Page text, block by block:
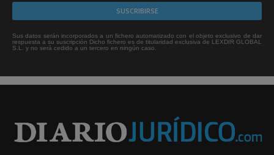
Sus datos serán incorporados a un fichero automatizado con el objeto exclusivo de dar
respuesta a su suscripción Dicho fichero es de titularidad exclusiva de LEXDIR GLOBAL
S.L. y no será cedido a un tercero en ningún caso.